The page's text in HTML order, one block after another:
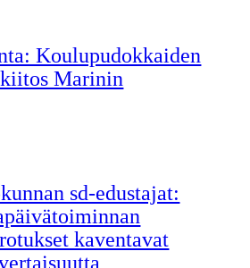
Koulupudokkaiden
Marinin
sd-edustajat:
kaventavat